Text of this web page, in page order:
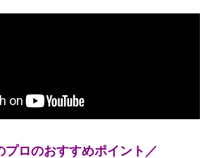
プロのおすすめポイント／